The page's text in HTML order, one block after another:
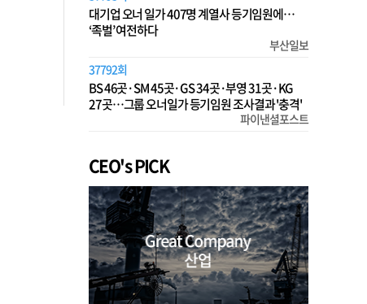
대기업 오너 일가 407명 계열사 등기임원에…
‘족벌’ 여전하다
부산일보
37792회
BS 46곳·SM 45곳·GS 34곳·부영 31곳·KG
27곳…그룹 오너일가 등기임원 조사결과 '충격'
파이낸셜포스트
CEO's PICK